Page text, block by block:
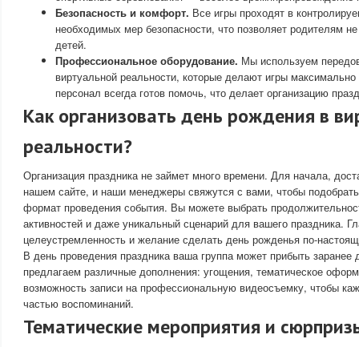
Безопасность и комфорт. Все игры проходят в
необходимых мер безопасности, что позволяет родителям
детей.
Профессиональное оборудование. Мы используем
виртуальной реальности, которые делают игры
персонал всегда готов помочь, что делает организацию
Как организовать день рождения в
реальности?
Организация праздника не займет много времени. Для начала,
нашем сайте, и наши менеджеры свяжутся с вами, чтобы
формат проведения события. Вы можете выбрать
активностей и даже уникальный сценарий для вашего праздника.
целеустремленность и желание сделать день рожденья по-
В день проведения праздника ваша группа может прибыть заранее
предлагаем различные дополнения: угощения, тематическое
возможность записи на профессиональную видеосъемку, чтобы
частью воспоминаний.
Тематические мероприятия и